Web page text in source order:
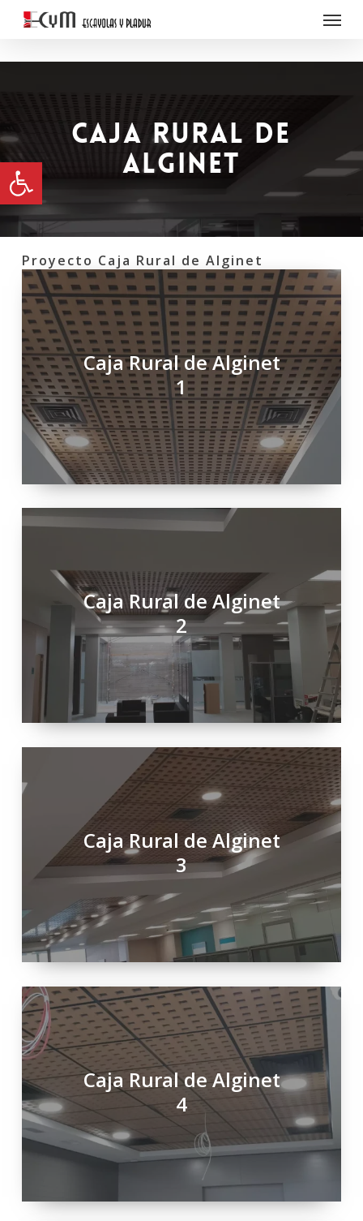
Abrir barra de herramientas
const hola = "hola"; console.log(hola);
Skip
Menu
Caja Rural de
Alginet
Proyecto Caja Rural de Alginet
Caja Rural de Alginet
1
Caja Rural de Alginet
2
Caja Rural de Alginet
3
Caja Rural de Alginet
4